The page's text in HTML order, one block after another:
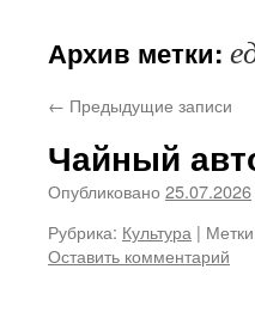
Архив метки:
← Предыдущие записи
Чайный
Опубликовано 25.07.2026
Рубрика: Культура |
Оставить комментарий